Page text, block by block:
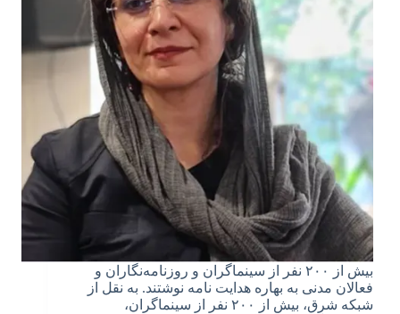
بیش از ۲۰۰ نفر از سینماگران و روزنامه‌نگاران و
فعالان مدنی به بهاره هدایت نامه نوشتند. به نقل از
شبکه شرق، بیش از ۲۰۰ نفر از سینماگران،